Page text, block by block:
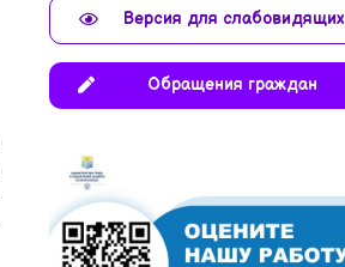
Версия для слабовидящих
Обращения граждан